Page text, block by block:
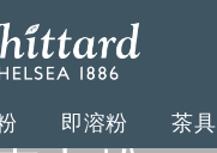
Chelsea
即溶粉 茶具